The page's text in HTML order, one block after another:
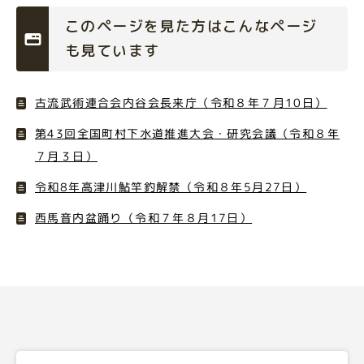
このページを見た方はこんなページ
も見ています
古流武術連合会内谷会長来庁（令和８年７月10日）
第43回全国町村下水道推進大会・研究会議（令和８年
７月３日）
令和8年高津川鮎竿釣解禁（令和８年5月27日）
西馬音内盆踊り（令和７年８月17日）